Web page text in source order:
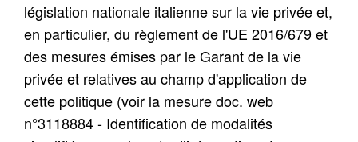
législation nationale italienne sur la vie privée et,
en particulier, du règlement de l'UE 2016/679 et
des mesures émises par le Garant de la vie
privée et relatives au champ d'application de
cette politique (voir la mesure doc. web
n°3118884 - Identification de modalités